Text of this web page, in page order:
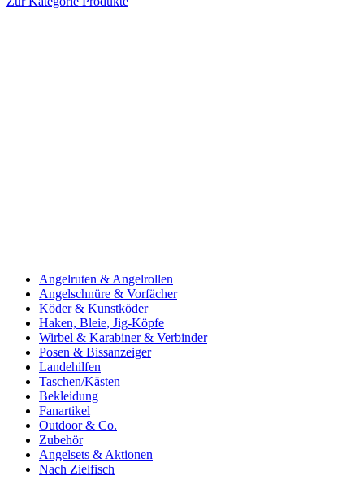
Angelruten & Angelrollen
Angelschnüre & Vorfächer
Köder & Kunstköder
Haken, Bleie, Jig-Köpfe
Wirbel & Karabiner & Verbinder
Posen & Bissanzeiger
Landehilfen
Taschen/Kästen
Bekleidung
Fanartikel
Outdoor & Co.
Zubehör
Angelsets & Aktionen
Nach Zielfisch